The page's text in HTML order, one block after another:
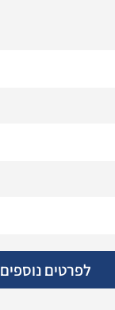
לפרטים נוספים